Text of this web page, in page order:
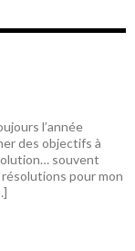
l’année
des objectifs à
souvent
résolutions pour mon